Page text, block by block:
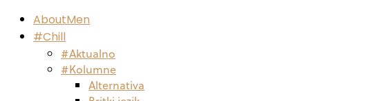
AboutMen
#Chill
#Aktualno
#Kolumne
Alternativa